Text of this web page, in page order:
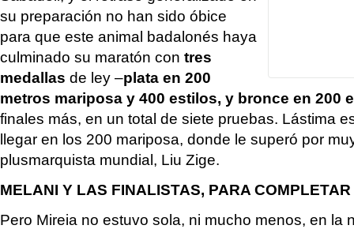
su preparación no han sido óbice
para que este animal badalonés haya
culminado su maratón con tres
medallas de ley –plata en 200
metros mariposa y 400 estilos, y bronce en 200
finales más, en un total de siete pruebas. Lástima
llegar en los 200 mariposa, donde le superó por
plusmarquista mundial, Liu Zige.
MELANI Y LAS FINALISTAS, PARA COMPLETAR
Pero Mireia no estuvo sola, ni mucho menos, en la